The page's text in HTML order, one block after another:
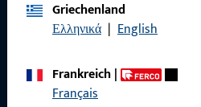
Griechenland
Ελληνικά | English
Frankreich|
Français
Impressum
AGB